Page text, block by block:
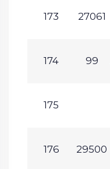
173 27061
174 99
175
176 29500